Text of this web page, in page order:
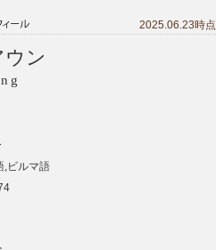
2025.06.23時点
ン
,ビルマ語